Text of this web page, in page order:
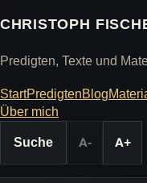
CHRISTOPH
Predigten, Texte und
StartPredigtenBlog
Über mich
Suche
A- A+